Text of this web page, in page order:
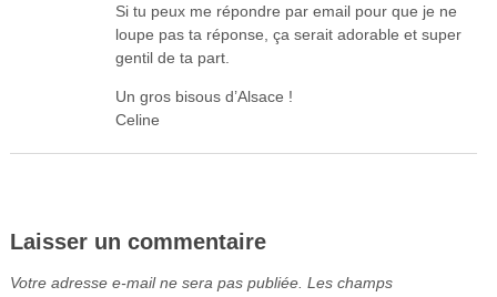
Si tu peux me répondre par email pour que je ne
loupe pas ta réponse, ça serait adorable et super
gentil de ta part.
Un gros bisous d’Alsace !
Celine
Laisser un commentaire
Votre adresse e-mail ne sera pas publiée. Les champs